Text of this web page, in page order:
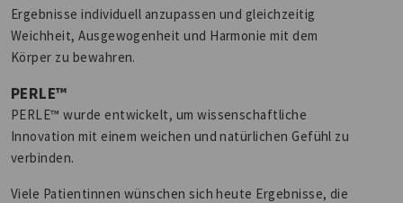
Ergebnisse individuell anzupassen und gleichzeitig
Weichheit, Ausgewogenheit und Harmonie mit dem
Körper zu bewahren.
PERLE™
PERLE™ wurde entwickelt, um wissenschaftliche
Innovation mit einem weichen und natürlichen Gefühl zu
verbinden.
Viele Patientinnen wünschen sich heute Ergebnisse, die